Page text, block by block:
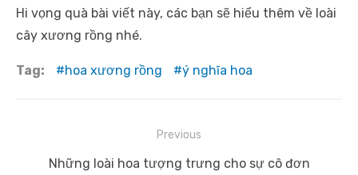
Hi vọng quà bài viết này, các bạn sẽ hiểu thêm về loài
cây xương rồng nhé.
Tag: hoa xương rồng ý nghĩa hoa
hướng
Previous
Previous
Những loài hoa tượng trưng cho sự cô đơn